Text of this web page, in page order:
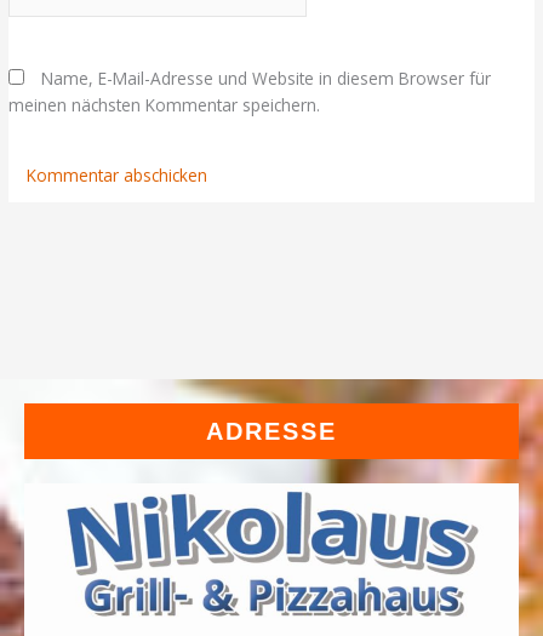
Name, E-Mail-Adresse und Website in diesem Browser für
meinen nächsten Kommentar speichern.
ADRESSE